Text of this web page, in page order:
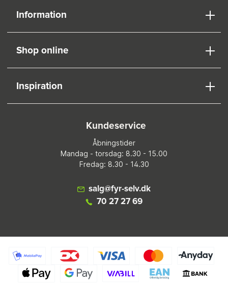
Information
Shop online
Inspiration
Kundeservice
Åbningstider
Mandag - torsdag: 8.30 - 15.00
Fredag: 8.30 - 14.30
salg@fyr-selv.dk
70 27 27 69